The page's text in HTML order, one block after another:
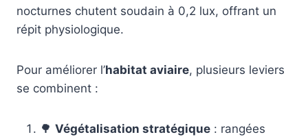
nocturnes chutent soudain à 0,2 lux, offrant un
répit physiologique.
Pour améliorer l’habitat aviaire, plusieurs leviers
se combinent :
🌳 Végétalisation stratégique : rangées